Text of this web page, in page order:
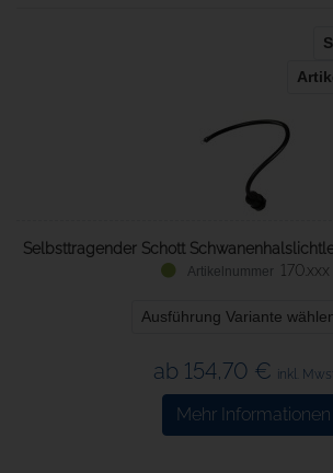
Selbsttragender Schott
170.xxx
Ausführung Variante
ab 154,70 € inkl.
Mehr Informationen